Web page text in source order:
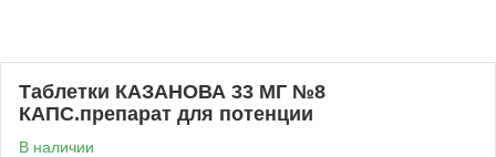
Таблетки КАЗАНОВА 33 МГ №8
КАПС.препарат для потенции
В наличии